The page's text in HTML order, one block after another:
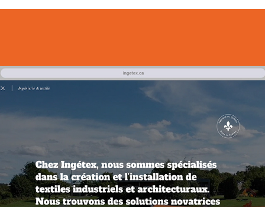
SITE WEB INGÉTEX
2025